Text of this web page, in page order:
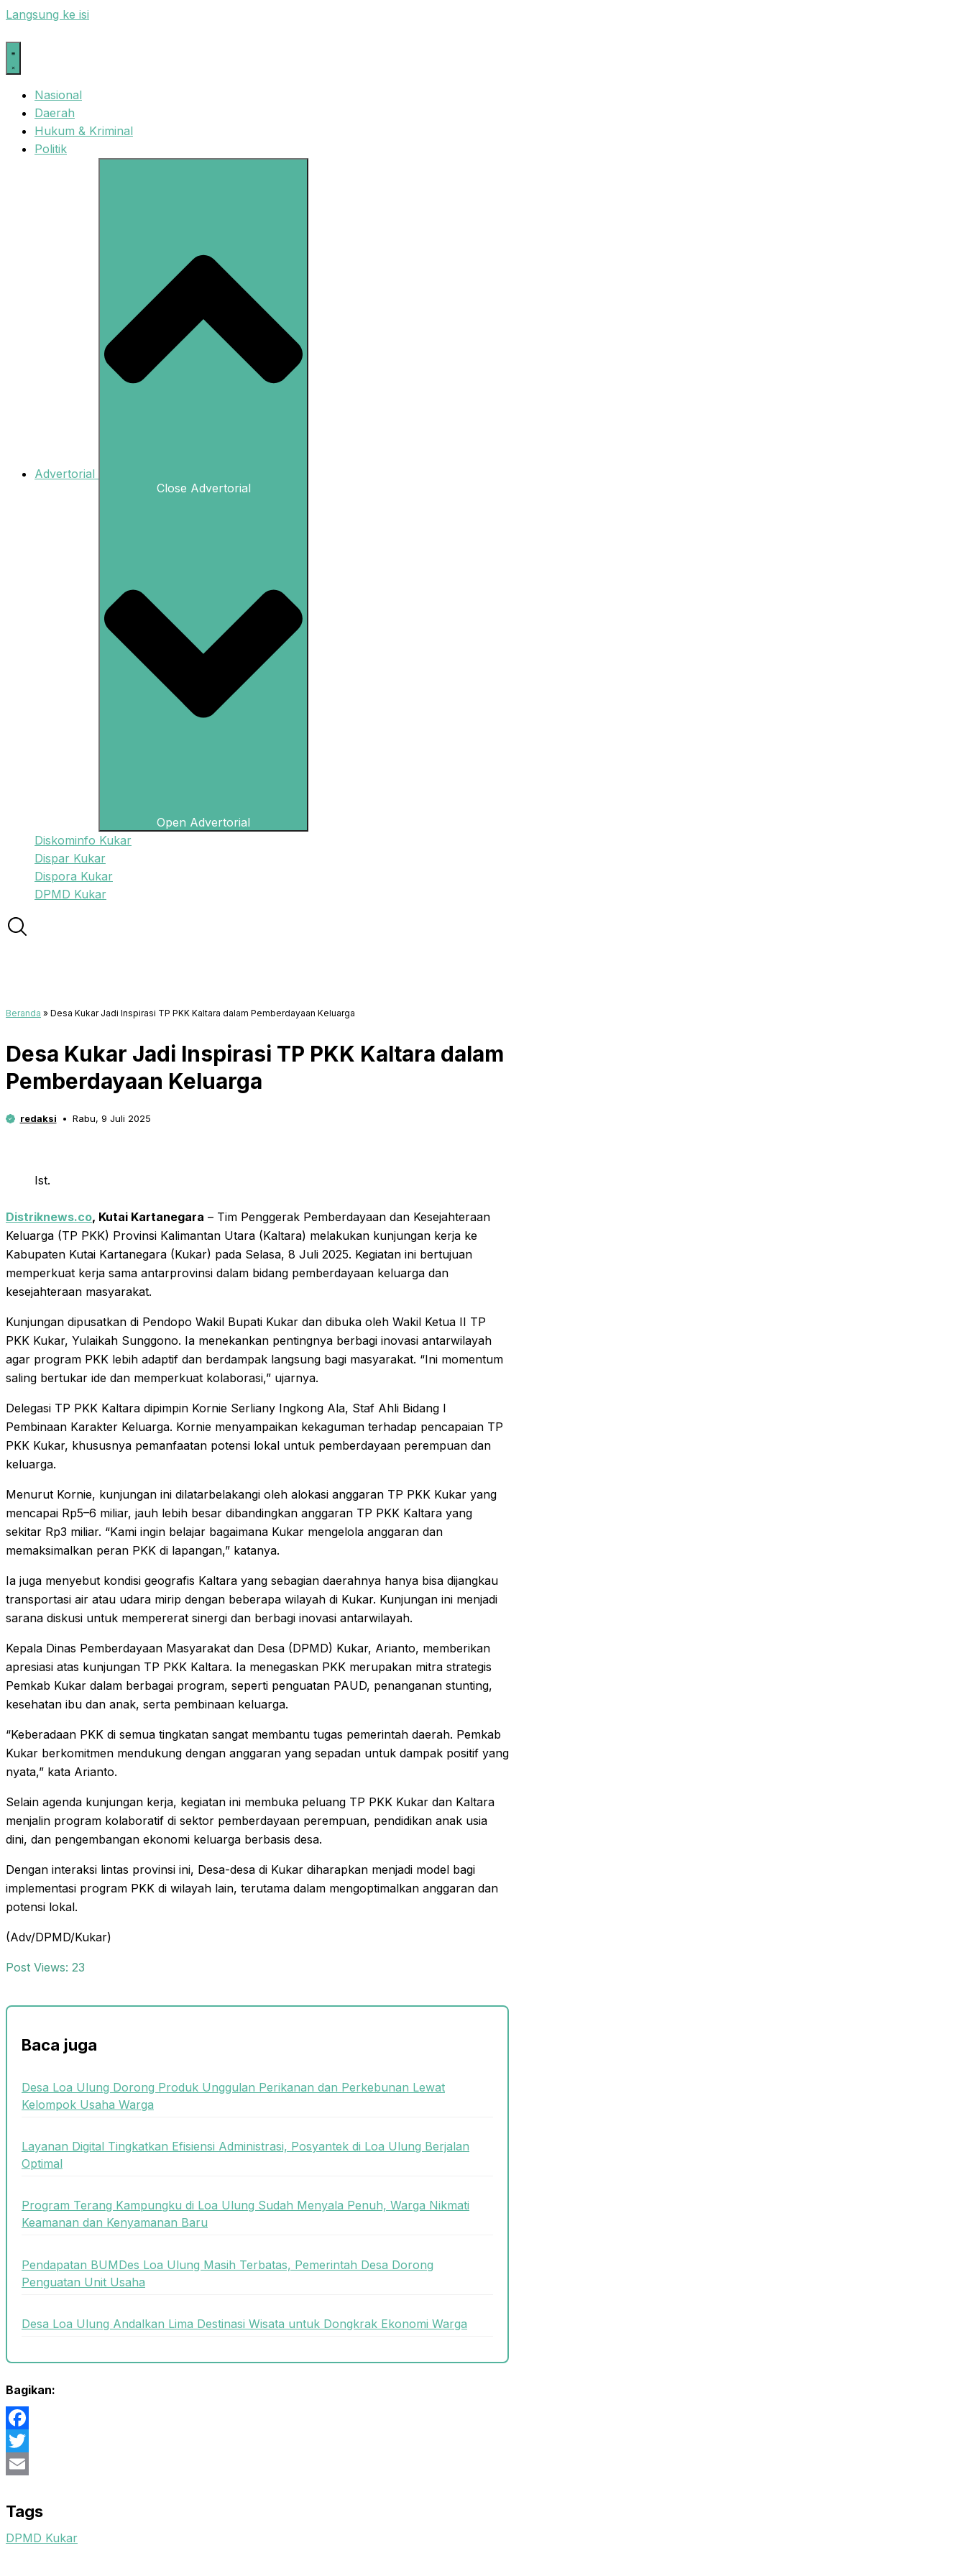
Langsung ke isi
Nasional
Daerah
Hukum & Kriminal
Politik
Advertorial
Close Advertorial
Open Advertorial
Diskominfo Kukar
Dispar Kukar
Dispora Kukar
DPMD Kukar
Beranda » Desa Kukar Jadi Inspirasi TP PKK Kaltara dalam Pemberdayaan Keluarga
Desa Kukar Jadi Inspirasi TP PKK Kaltara dalam
Pemberdayaan Keluarga
redaksi Rabu, 9 Juli 2025
Ist.
Distriknews.co, Kutai Kartanegara – Tim Penggerak Pemberdayaan dan Kesejahteraan
Keluarga (TP PKK) Provinsi Kalimantan Utara (Kaltara) melakukan kunjungan kerja ke
Kabupaten Kutai Kartanegara (Kukar) pada Selasa, 8 Juli 2025. Kegiatan ini bertujuan
memperkuat kerja sama antarprovinsi dalam bidang pemberdayaan keluarga dan
kesejahteraan masyarakat.
Kunjungan dipusatkan di Pendopo Wakil Bupati Kukar dan dibuka oleh Wakil Ketua II TP
PKK Kukar, Yulaikah Sunggono. Ia menekankan pentingnya berbagi inovasi antarwilayah
agar program PKK lebih adaptif dan berdampak langsung bagi masyarakat. “Ini momentum
saling bertukar ide dan memperkuat kolaborasi,” ujarnya.
Delegasi TP PKK Kaltara dipimpin Kornie Serliany Ingkong Ala, Staf Ahli Bidang I
Pembinaan Karakter Keluarga. Kornie menyampaikan kekaguman terhadap pencapaian TP
PKK Kukar, khususnya pemanfaatan potensi lokal untuk pemberdayaan perempuan dan
keluarga.
Menurut Kornie, kunjungan ini dilatarbelakangi oleh alokasi anggaran TP PKK Kukar yang
mencapai Rp5–6 miliar, jauh lebih besar dibandingkan anggaran TP PKK Kaltara yang
sekitar Rp3 miliar. “Kami ingin belajar bagaimana Kukar mengelola anggaran dan
memaksimalkan peran PKK di lapangan,” katanya.
Ia juga menyebut kondisi geografis Kaltara yang sebagian daerahnya hanya bisa dijangkau
transportasi air atau udara mirip dengan beberapa wilayah di Kukar. Kunjungan ini menjadi
sarana diskusi untuk mempererat sinergi dan berbagi inovasi antarwilayah.
Kepala Dinas Pemberdayaan Masyarakat dan Desa (DPMD) Kukar, Arianto, memberikan
apresiasi atas kunjungan TP PKK Kaltara. Ia menegaskan PKK merupakan mitra strategis
Pemkab Kukar dalam berbagai program, seperti penguatan PAUD, penanganan stunting,
kesehatan ibu dan anak, serta pembinaan keluarga.
“Keberadaan PKK di semua tingkatan sangat membantu tugas pemerintah daerah. Pemkab
Kukar berkomitmen mendukung dengan anggaran yang sepadan untuk dampak positif yang
nyata,” kata Arianto.
Selain agenda kunjungan kerja, kegiatan ini membuka peluang TP PKK Kukar dan Kaltara
menjalin program kolaboratif di sektor pemberdayaan perempuan, pendidikan anak usia
dini, dan pengembangan ekonomi keluarga berbasis desa.
Dengan interaksi lintas provinsi ini, Desa-desa di Kukar diharapkan menjadi model bagi
implementasi program PKK di wilayah lain, terutama dalam mengoptimalkan anggaran dan
potensi lokal.
(Adv/DPMD/Kukar)
Post Views: 23
Baca juga
Desa Loa Ulung Dorong Produk Unggulan Perikanan dan Perkebunan Lewat
Kelompok Usaha Warga
Layanan Digital Tingkatkan Efisiensi Administrasi, Posyantek di Loa Ulung Berjalan
Optimal
Program Terang Kampungku di Loa Ulung Sudah Menyala Penuh, Warga Nikmati
Keamanan dan Kenyamanan Baru
Pendapatan BUMDes Loa Ulung Masih Terbatas, Pemerintah Desa Dorong
Penguatan Unit Usaha
Desa Loa Ulung Andalkan Lima Destinasi Wisata untuk Dongkrak Ekonomi Warga
Bagikan:
Facebook
Twitter
Tags
DPMD Kukar